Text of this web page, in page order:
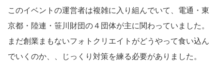
このイベントの運営者は複雑に入り組んでいて、電通・東
京都・陸連・笹川財団の４団体が主に関わっていました。
まだ創業まもないフォトクリエイトがどうやって食い込ん
でいくのか、、じっくり対策を練る必要がありました。